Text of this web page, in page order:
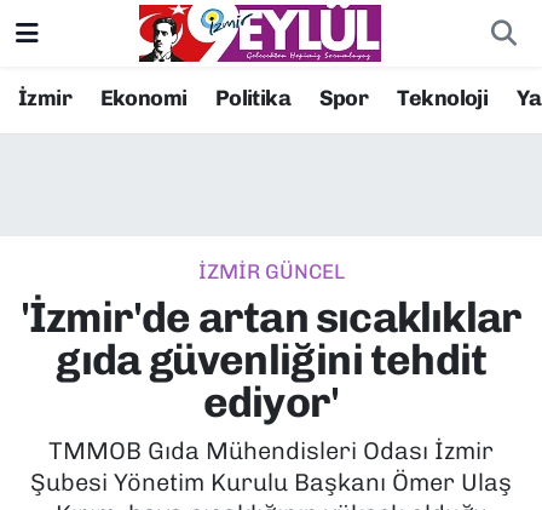
İzmir Ekonomi Politika Spor Teknoloji
İZMİR GÜNCEL
'İzmir'de artan sıcaklıklar
gıda güvenliğini tehdit
ediyor'
TMMOB Gıda Mühendisleri Odası İzmir
Şubesi Yönetim Kurulu Başkanı Ömer Ulaş
Resmi İlanlar
EKONOMİ
KÜLTÜR SANAT
MAGAZİN
Konak Nöbetçi Eczaneler
Süper Lig Puan Durumu ve Fikstür
Tüm Manşetler
Son Dakika Haberleri
Haber Arşivi